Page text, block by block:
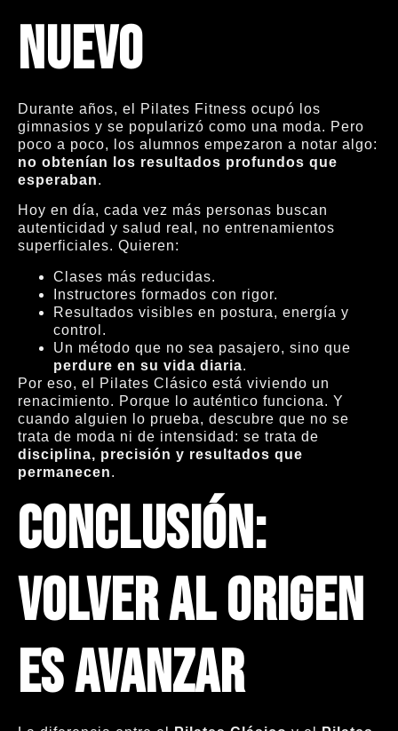
nuevo
Durante años, el Pilates Fitness ocupó los
gimnasios y se popularizó como una moda. Pero
poco a poco, los alumnos empezaron a notar algo:
no obtenían los resultados profundos que
esperaban.
Hoy en día, cada vez más personas buscan
autenticidad y salud real, no entrenamientos
superficiales. Quieren:
Clases más reducidas.
Instructores formados con rigor.
Resultados visibles en postura, energía y
control.
Un método que no sea pasajero, sino que
perdure en su vida diaria.
Por eso, el Pilates Clásico está viviendo un
renacimiento. Porque lo auténtico funciona. Y
cuando alguien lo prueba, descubre que no se
trata de moda ni de intensidad: se trata de
disciplina, precisión y resultados que
permanecen.
Conclusión:
volver al origen
es avanzar